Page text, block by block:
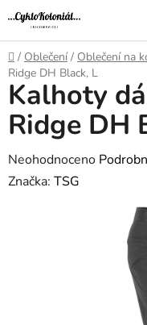
Přejít
na
obsah
Domů
/ Oblečení / Oblečení na
Ridge DH Black, L
Kalhoty
Ridge DH
Průměrné
hodnocení
Neohodnoceno
Značka: TSG